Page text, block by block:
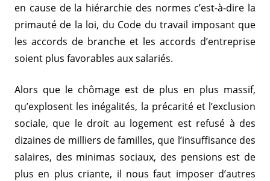
en cause de la hiérarchie des normes c’est-à-dire la
primauté de la loi, du Code du travail imposant que
les accords de branche et les accords d’entreprise
soient plus favorables aux salariés.
Alors que le chômage est de plus en plus massif,
qu’explosent les inégalités, la précarité et l’exclusion
sociale, que le droit au logement est refusé à des
dizaines de milliers de familles, que l’insuffisance des
salaires, des minimas sociaux, des pensions est de
plus en plus criante, il nous faut imposer d’autres